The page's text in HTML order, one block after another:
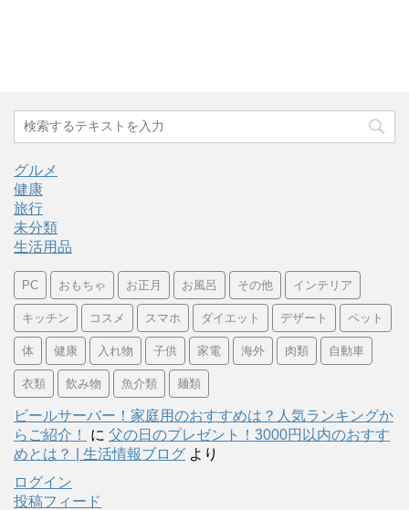
グルメ
健康
旅行
未分類
生活用品
PC おもちゃ お正月 お風呂 その他 インテリア
キッチン コスメ スマホ ダイエット デザート ペット
体 健康 入れ物 子供 家電 海外 肉類 自動車
衣類 飲み物 魚介類 麺類
ビールサーバー！家庭用のおすすめは？人気ランキングか
らご紹介！
に 父の日のプレゼント！3000円以内のおすす
めとは？ | 生活情報ブログ より
ログイン
投稿フィード